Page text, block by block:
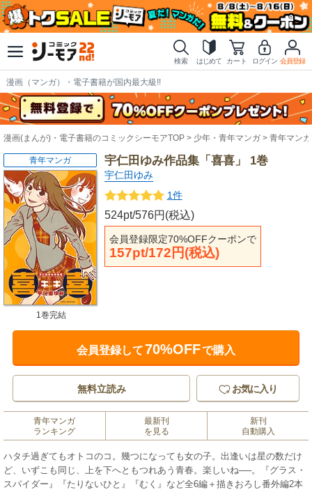
検索 はじめて カート ログイン 会員登録
漫画（マンガ）・電子書籍が国内最大級!!
漫画(まんが)・電子書籍のコミックシーモアTOP 少年・青年マンガ 青年マンガ
宇仁田ゆみ作品集「喜喜」 1巻
宇仁田ゆみ
1件
524pt/576円(税込)
会員登録限定70%OFFクーポンで
157pt/172円(税込)
青年マンガ
1巻完結
会員登録して70%OFFで購入
無料立読み お気に入り
青年マンガ
ランキング
最新刊
を見る
新刊
自動購入
ハタチ過ぎてもオトコのコ。幾つになっても女の子。出逢いは星の数だけ
ど、いずこも同じ、上を下へともつれあう青春。楽しいね──。『グラス・
スパイダー』『たりないひと』『むく』など全6編＋描きおろし番外編2本